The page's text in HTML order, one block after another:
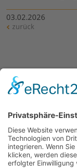
03.02.2026
zurück
Bild:Nicht nur für
Menschen sorgen
Domkapitular und
Wolfgang
Heinrich Lang
Kotter, Erwin Fath
Stiftungsvorstand),